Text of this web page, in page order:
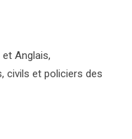
Anglais,
civils et policiers des